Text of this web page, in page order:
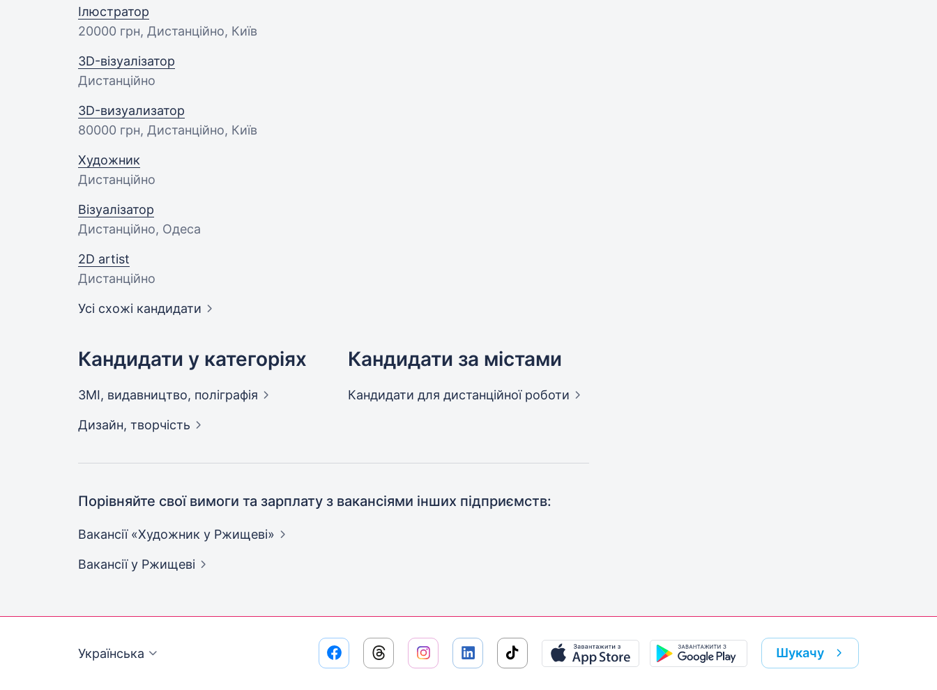
Ілюстратор
20000 грн, Дистанційно, Київ
3D-візуалізатор
Дистанційно
3D-визуализатор
80000 грн, Дистанційно, Київ
Художник
Дистанційно
Візуалізатор
Дистанційно, Одеса
2D artist
Дистанційно
Усі схожі кандидати
Кандидати у категоріях
ЗМІ, видавництво, поліграфія
Дизайн, творчість
Кандидати за містами
Кандидати для дистанційної роботи
Порівняйте свої вимоги та зарплату з вакансіями інших підприємств:
Вакансії «Художник у Ржищеві»
Вакансіїу Ржищеві
Українська Шукачу